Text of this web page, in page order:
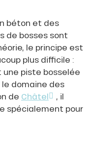
béton et des
de bosses sont
le principe est
plus difficile :
piste bosselée
le domaine des
de Châtel
, il
spécialement pour